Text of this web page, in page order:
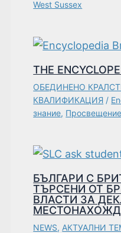
West Sussex
THE
ОБЕДИНЕНО
КВАЛИФИКАЦИЯ /
знание, Просвещение
БЪЛГАРИ С
ТЪРСЕНИ ОТ
ВЛАСТИ ЗА
NEWS, АКТУАЛНИ